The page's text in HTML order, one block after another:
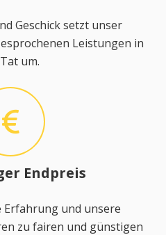
Geschick setzt unser
Leistungen in
um.
Endpreis
und unsere
zu fairen und günstigen